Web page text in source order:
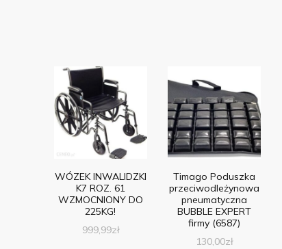
WÓZEK INWALIDZKI
K7 ROZ. 61
WZMOCNIONY DO
225KG!
999,99zł
Timago Poduszka
przeciwodleżynowa
pneumatyczna
BUBBLE EXPERT
firmy (6587)
130,00zł